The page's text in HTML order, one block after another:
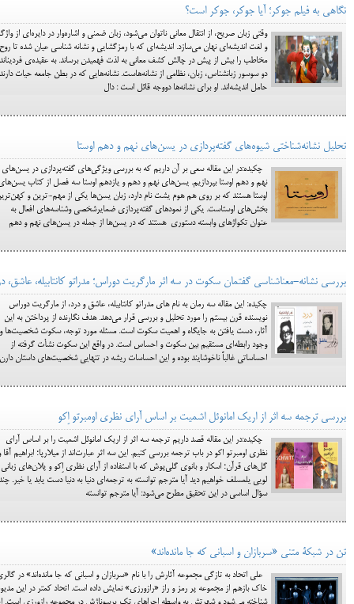
نگاهی به فیلم جوکر؛ آیا جوکر، جوکر است؟
وقتی زبان صریح، از انتقال معانی ناتوان می‌شود، زبان ضمنی و اشاره‌وار در دایره‌ای از
و لغت اندیشه‌ای نهان می‌سازد. اندیشه‌ای که با رمزگشایی و نشانه شناسی عیان شده تا روح
مخاطب را بیش از پیش در چالش کشف معانی به لذت فهمیدن برساند. به عقیده‌ی فردیناند
دو سوسور زبانشناس، زبان، نظامی از نشانه‌ها‌ست. نشانه‌هایی که در بطن جامعه حیات
حامل اندیشه‌اند. او برای نشانه‌ها دووجه قائل است : دال
تحلیل نشانه‌شناختی شیوه‌های گفته‌پردازی در یسن‌های نهم و دهم اوستا
چکیده:در این مقاله سعی بر آن داریم که به بررسی ویژگی‌های گفته‌پردازی در یسن‌های
نهم و دهم اوستا بپردازیم. یسن‌های نهم و دهم و یازدهم اوستا سه فصل از کتاب
اوستا هستند که بر روی هم هوم یشت نام دارد، زبان یسن‌ها یکی از مهم-ترین و
بخش‌های اوستاست. یکی از نمودهای گفته‌پردازی ضمایرشخصی وشناسه‌های افعال به
عنوان تکواژهای وابسته دستوری هستند که در یسن‌ها از جمله در یسن‌های نهم و دهم
بررسی نشانه-معناشناسی گفتمان سکوت در سه اثر مارگریت دوراس؛ مدراتو کانتابیله، عاشق،
چکیده: این مقاله سه رمان به نام های مدراتو کانتابیله، عاشق و درد، از مارگریت دوراس
نویسنده قرن بیستم را مورد تحلیل و بررسی قرار می‌دهد. هدف نگارنده از پرداختن به این
آثار، دست یافتن به جایگاه و اهمیت سکوت است. مسئله مورد توجه، سکوت شخصیت‌ها و
وجود رابطه‌ای مستقیم بین سکوت و احساس است. در واقع این سکوت نشأت گرفته از
احساساتی غالباً ناخوشایند بوده و این احساسات ریشه در تنهایی شخصیت‌های داستان دارن
بررسی ترجمه سه اثر از اریک امانوئل اشمیت بر اساس آرای نظری اومبرتو اِکو
چکیده:در این مقاله قصد داریم ترجمه سه اثر از اریک امانوئل اشمیت را بر اساس آرای
نظری اومبرتو اکو در باب ترجمه بررسی کنیم. این سه اثر عبارت‌اند از میلارپا؛ ابراهیم آقا
گل‌های قرآن؛ اسکار و بانوی گلی‌پوش که با استفاده از آرای نظری اِکو و پلان‌های زبانی
لویی یلمسلف خواهیم دید آیا مترجم توانسته به ترجمه‌ای دنیا به دنیا دست یابد یا خیر.
سؤال اساسی در این تحقیق مطرح می‌شود: آيا مترجم توانسته
تن در شبکة متنی «سربازان و اسبانی که جا مانده‌اند»
علی اتحاد به تازگی مجموعه آثارش را با نام «سربازان و اسبانی که جا مانده‌اند» در
خاک بازهم از مجموعه پر رمز و راز «رازورزی» نمایش داده است. اتحاد کمتر در این